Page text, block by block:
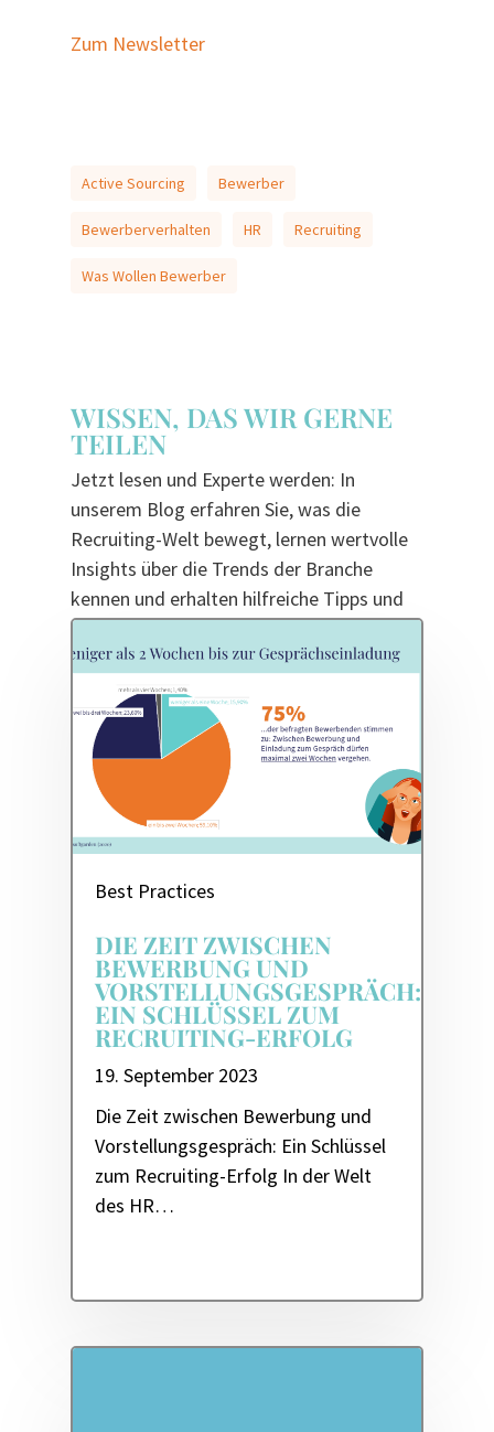
Zum Newsletter
Active Sourcing Bewerber
Bewerberverhalten HR Recruiting
Was Wollen Bewerber
WISSEN, DAS WIR GERNE
TEILEN
Jetzt lesen und Experte werden: In
unserem Blog erfahren Sie, was die
Recruiting-Welt bewegt, lernen wertvolle
Insights über die Trends der Branche
kennen und erhalten hilfreiche Tipps und
Tricks für noch smarteres Recruiting.
Best Practices
19. September 2023
DIE ZEIT ZWISCHEN
BEWERBUNG UND
VORSTELLUNGSGESPRÄCH:
EIN SCHLÜSSEL ZUM
RECRUITING-ERFOLG
Die Zeit zwischen Bewerbung und
Vorstellungsgespräch: Ein Schlüssel
zum Recruiting-Erfolg In der Welt
des HR…